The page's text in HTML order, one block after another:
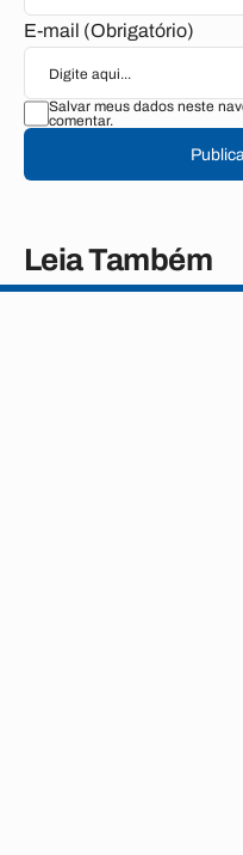
E-mail (Obrigatório)
Salvar meus dados neste
comentar.
Leia Também